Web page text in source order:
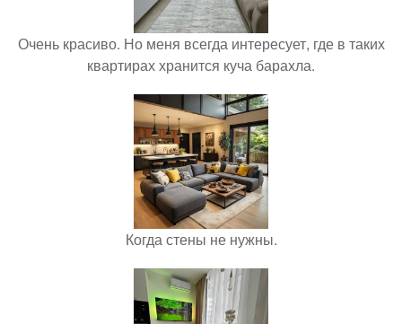
Очень красиво. Но меня всегда интересует, где в таких
квартирах хранится куча барахла.
Когда стены не нужны.